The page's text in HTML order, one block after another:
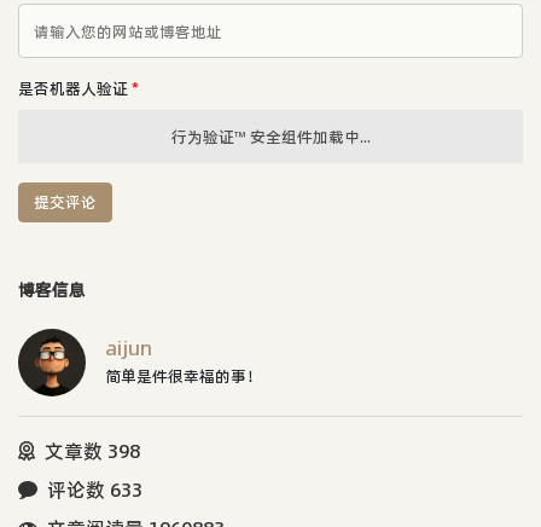
是否机器人验证 *
行为验证™ 安全组件加载中...
提交评论
博客信息
aijun
简单是件很幸福的事！
文章数 398
评论数 633